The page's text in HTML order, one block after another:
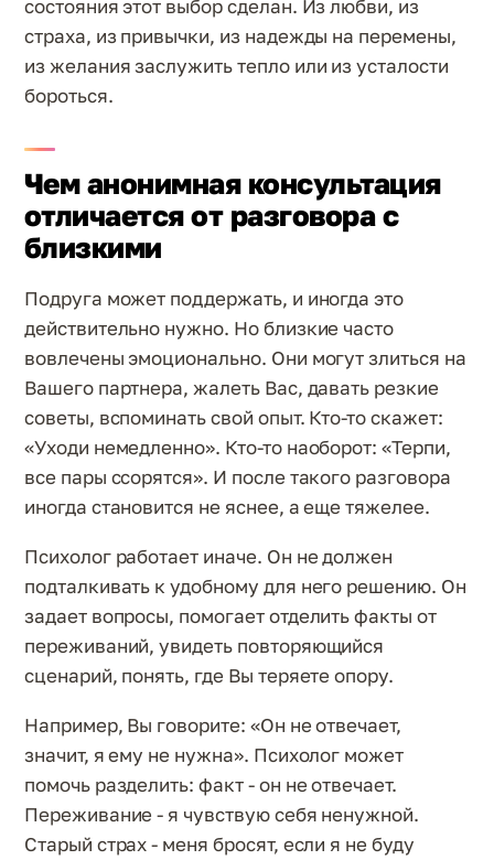
состояния этот выбор сделан. Из любви, из
страха, из привычки, из надежды на перемены,
из желания заслужить тепло или из усталости
бороться.
Чем анонимная консультация
отличается от разговора с
близкими
Подруга может поддержать, и иногда это
действительно нужно. Но близкие часто
вовлечены эмоционально. Они могут злиться на
Вашего партнера, жалеть Вас, давать резкие
советы, вспоминать свой опыт. Кто-то скажет:
«Уходи немедленно». Кто-то наоборот: «Терпи,
все пары ссорятся». И после такого разговора
иногда становится не яснее, а еще тяжелее.
Психолог работает иначе. Он не должен
подталкивать к удобному для него решению. Он
задает вопросы, помогает отделить факты от
переживаний, увидеть повторяющийся
сценарий, понять, где Вы теряете опору.
Например, Вы говорите: «Он не отвечает,
значит, я ему не нужна». Психолог может
помочь разделить: факт - он не отвечает.
Переживание - я чувствую себя ненужной.
Старый страх - меня бросят, если я не буду